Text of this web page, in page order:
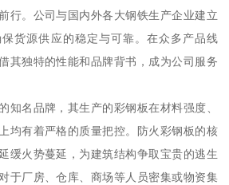
行。公司与国内外各大钢铁生产企业建立
货源供应的稳定与可靠。在众多产品线
其独特的性能和品牌背书，成为公司服务
知名品牌，其生产的彩钢板在材料强度、
均有着严格的质量把控。防火彩钢板的核
缓火势蔓延，为建筑结构争取宝贵的逃生
于厂房、仓库、商场等人员密集或物资集